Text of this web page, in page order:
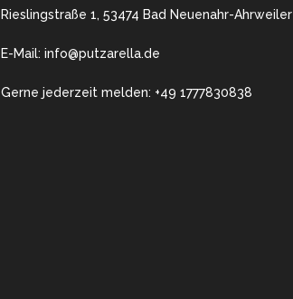
Rieslingstraße 1, 53474 Bad Neuenahr-Ahrweiler
E-Mail: info@putzarella.de
Gerne jederzeit melden: +49 1777830838